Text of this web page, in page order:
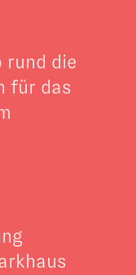
rund die
für das